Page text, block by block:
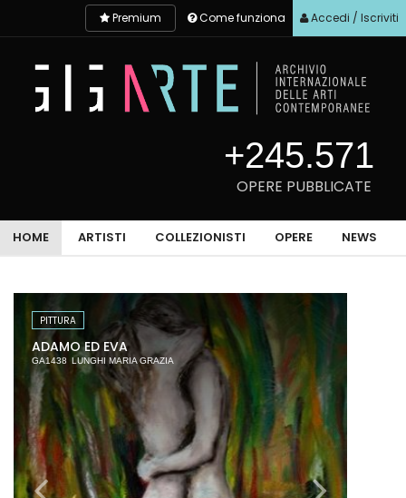
Accedi / Iscriviti
Come funziona
Premium
+245.571
OPERE PUBBLICATE
HOME ARTISTI COLLEZIONISTI OPERE NEWS
PITTURA
ADAMO ED EVA
GA1438 LUNGHI MARIA GRAZIA